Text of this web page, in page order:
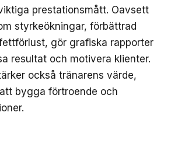
prestationsmått. Oavsett
styrkeökningar, förbättrad
gör grafiska rapporter
resultat och motivera klienter.
också tränarens värde,
bygga förtroende och